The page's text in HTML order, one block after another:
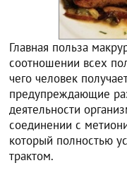
Главная польза
соотношении всех
чего человек
предупреждающие
деятельности
соединении с
который полностью
трактом.